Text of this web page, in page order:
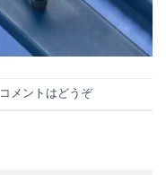
コメントはどうぞ